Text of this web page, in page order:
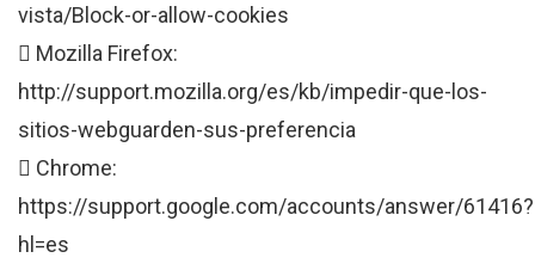
vista/Block-or-allow-cookies
 Mozilla Firefox:
http://support.mozilla.org/es/kb/impedir-que-los-
sitios-webguarden-sus-preferencia
 Chrome:
https://support.google.com/accounts/answer/61416?
hl=es